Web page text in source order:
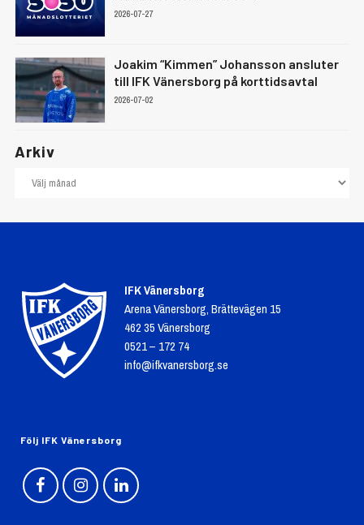
2026-07-27
Joakim “Kimmen” Johansson ansluter
till IFK Vänersborg på korttidsavtal
2026-07-02
Arkiv
IFK Vänersborg
Arena Vänersborg, Brättevägen 15
462 35 Vänersborg
0521 – 172 74
info@ifkvanersborg.se
Följ IFK Vänersborg